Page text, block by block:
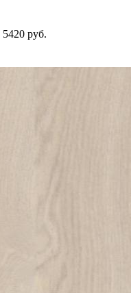
5420 руб.